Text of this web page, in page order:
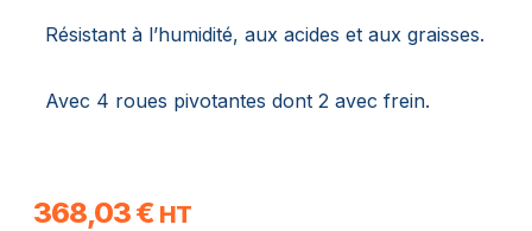
Résistant à l’humidité, aux acides et aux graisses.
Avec 4 roues pivotantes dont 2 avec frein.
368,03€ HT